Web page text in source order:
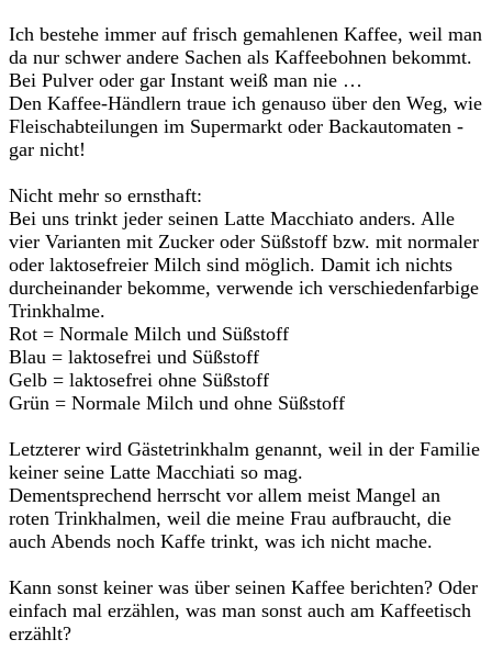
Ich bestehe immer auf frisch gemahlenen Kaffee, weil man
da nur schwer andere Sachen als Kaffeebohnen bekommt.
Bei Pulver oder gar Instant weiß man nie …
Den Kaffee-Händlern traue ich genauso über den Weg, wie
Fleischabteilungen im Supermarkt oder Backautomaten -
gar nicht!
Nicht mehr so ernsthaft:
Bei uns trinkt jeder seinen Latte Macchiato anders. Alle
vier Varianten mit Zucker oder Süßstoff bzw. mit normaler
oder laktosefreier Milch sind möglich. Damit ich nichts
durcheinander bekomme, verwende ich verschiedenfarbige
Trinkhalme.
Rot = Normale Milch und Süßstoff
Blau = laktosefrei und Süßstoff
Gelb = laktosefrei ohne Süßstoff
Grün = Normale Milch und ohne Süßstoff
Letzterer wird Gästetrinkhalm genannt, weil in der Familie
keiner seine Latte Macchiati so mag.
Dementsprechend herrscht vor allem meist Mangel an
roten Trinkhalmen, weil die meine Frau aufbraucht, die
auch Abends noch Kaffe trinkt, was ich nicht mache.
Kann sonst keiner was über seinen Kaffee berichten? Oder
einfach mal erzählen, was man sonst auch am Kaffeetisch
erzählt?